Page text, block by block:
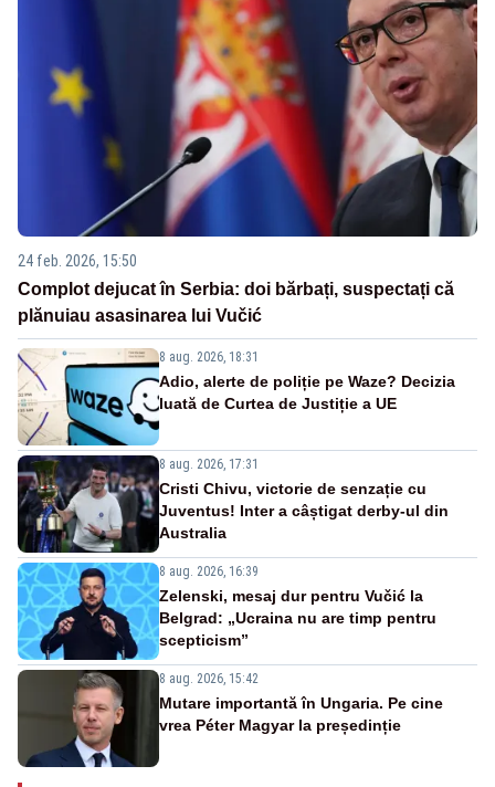
24 feb. 2026, 15:50
Complot dejucat în Serbia: doi bărbați, suspectați că
plănuiau asasinarea lui Vučić
8 aug. 2026, 18:31
Adio, alerte de poliție pe Waze? Decizia
luată de Curtea de Justiție a UE
8 aug. 2026, 17:31
Cristi Chivu, victorie de senzație cu
Juventus! Inter a câștigat derby-ul din
Australia
8 aug. 2026, 16:39
Zelenski, mesaj dur pentru Vučić la
Belgrad: „Ucraina nu are timp pentru
scepticism”
8 aug. 2026, 15:42
Mutare importantă în Ungaria. Pe cine
vrea Péter Magyar la președinție